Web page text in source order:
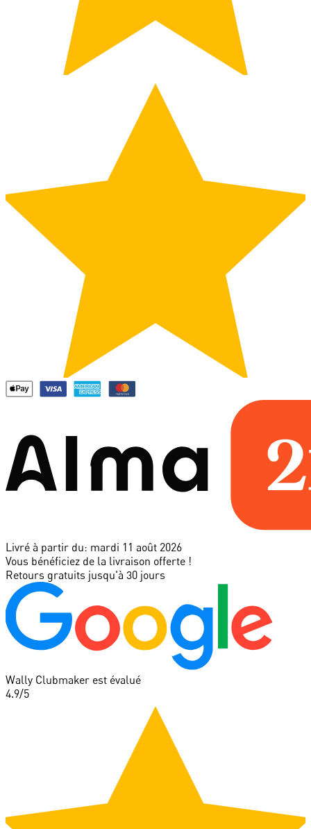
Livré à partir du: mardi 11 août 2026
Vous bénéficiez de la livraison offerte !
Retours gratuits jusqu'à 30 jours
Wally Clubmaker est évalué
4.9/5